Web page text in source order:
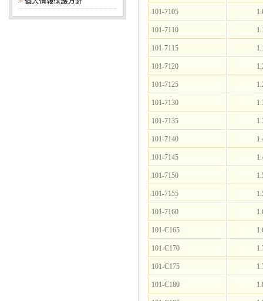
101-7105
101-7110
101-7115
101-7120
101-7125
101-7130
101-7135
101-7140
101-7145
101-7150
101-7155
101-7160
101-C165
101-C170
101-C175
101-C180